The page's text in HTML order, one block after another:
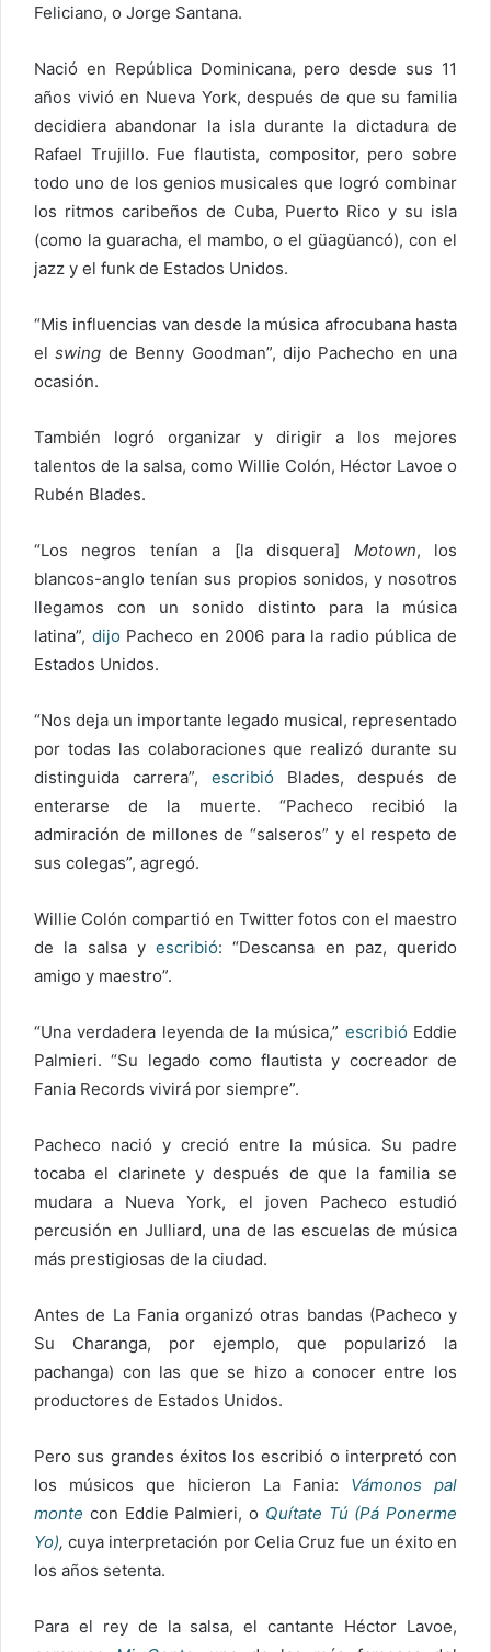
Feliciano, o Jorge Santana.
Nació en República Dominicana, pero desde sus 11
años vivió en Nueva York, después de que su familia
decidiera abandonar la isla durante la dictadura de
Rafael Trujillo. Fue flautista, compositor, pero sobre
todo uno de los genios musicales que logró combinar
los ritmos caribeños de Cuba, Puerto Rico y su isla
(como la guaracha, el mambo, o el güagüancó), con el
jazz y el funk de Estados Unidos.
“Mis influencias van desde la música afrocubana hasta
elswing de Benny Goodman”, dijo Pachecho en una
ocasión.
También logró organizar y dirigir a los mejores
talentos de la salsa, como Willie Colón, Héctor Lavoe o
Rubén Blades.
“Los negros tenían a [la disquera] Motown, los
blancos-anglo tenían sus propios sonidos, y nosotros
llegamos con un sonido distinto para la música
latina”, dijo Pacheco en 2006 para la radio pública de
Estados Unidos.
“Nos deja un importante legado musical, representado
por todas las colaboraciones que realizó durante su
distinguida carrera”, escribió Blades, después de
enterarse de la muerte. “Pacheco recibió la
admiración de millones de “salseros” y el respeto de
sus colegas”, agregó.
Willie Colón compartió en Twitter fotos con el maestro
de la salsa y escribió: “Descansa en paz, querido
amigo y maestro”.
“Una verdadera leyenda de la música,” escribió Eddie
Palmieri. “Su legado como flautista y cocreador de
Fania Records vivirá por siempre”.
Pacheco nació y creció entre la música. Su padre
tocaba el clarinete y después de que la familia se
mudara a Nueva York, el joven Pacheco estudió
percusión en Julliard, una de las escuelas de música
más prestigiosas de la ciudad.
Antes de La Fania organizó otras bandas (Pacheco y
Su Charanga, por ejemplo, que popularizó la
pachanga) con las que se hizo a conocer entre los
productores de Estados Unidos.
Pero sus grandes éxitos los escribió o interpretó con
los músicos que hicieron La Fania: Vámonos pal
monte con Eddie Palmieri, o Quítate Tú (Pá Ponerme
Yo),cuya interpretación por Celia Cruz fue un éxito en
los años setenta.
Para el rey de la salsa, el cantante Héctor Lavoe,